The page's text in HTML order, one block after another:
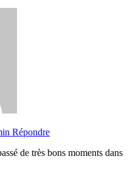
Répondre
de très bons moments dans